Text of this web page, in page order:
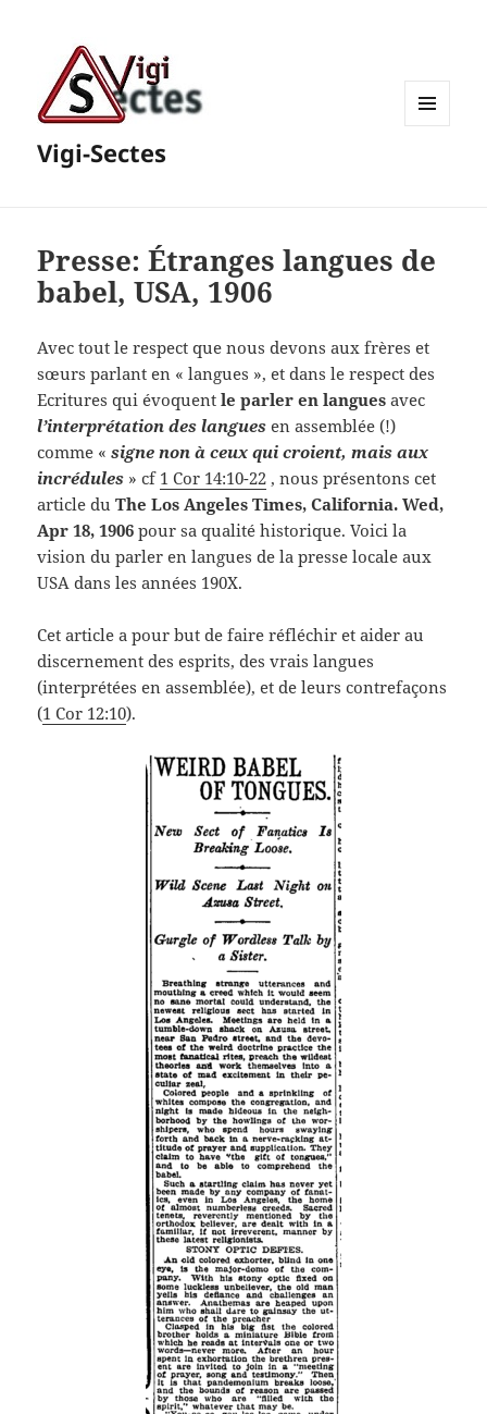
Vigi-Sectes
Presse: Étranges langues de
babel, USA, 1906
Avec tout le respect que nous devons aux frères et
sœurs parlant en « langues », et dans le respect des
Ecritures qui évoquentle parler en langues avec
l’interprétation des langues en assemblée (!)
comme «signe non à ceux qui croient, mais aux
incrédules » cf 1 Cor 14:10-22 , nous présentons cet
article duThe Los Angeles Times, California. Wed,
Apr 18, 1906pour sa qualité historique. Voici la
vision du parler en langues de la presse locale aux
USA dans les années 190X.
Cet article a pour but de faire réfléchir et aider au
discernement des esprits, des vrais langues
(interprétées en assemblée), et de leurs contrefaçons
(1 Cor 12:10).